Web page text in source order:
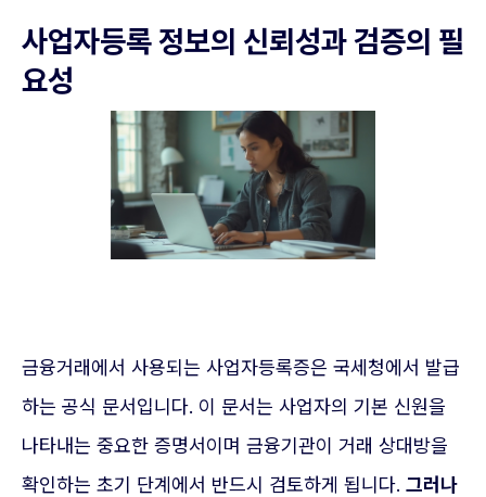
사업자등록 정보의 신뢰성과 검증의 필
요성
금융거래에서 사용되는 사업자등록증은 국세청에서 발급
하는 공식 문서입니다. 이 문서는 사업자의 기본 신원을
나타내는 중요한 증명서이며 금융기관이 거래 상대방을
확인하는 초기 단계에서 반드시 검토하게 됩니다. 그러나